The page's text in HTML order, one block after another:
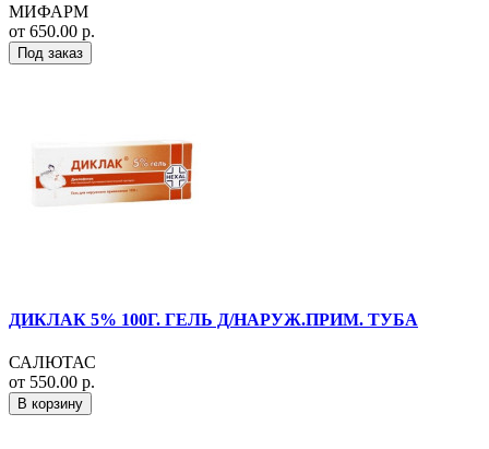
МИФАРМ
от 650.00 р.
Под заказ
ДИКЛАК 5% 100Г. ГЕЛЬ Д/НАРУЖ.ПРИМ. ТУБА
САЛЮТАС
от 550.00 р.
В корзину